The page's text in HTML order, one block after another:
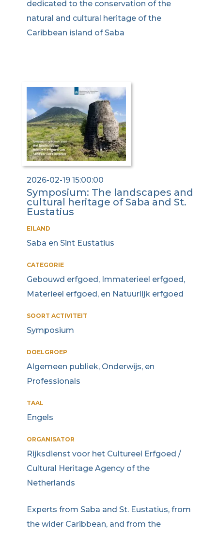
dedicated to the conservation of the
natural and cultural heritage of the
Caribbean island of Saba
2026-02-19 15:00:00
Symposium: The landscapes and
cultural heritage of Saba and St.
Eustatius
EILAND
Saba en Sint Eustatius
CATEGORIE
Gebouwd erfgoed, Immaterieel erfgoed,
Materieel erfgoed, en Natuurlijk erfgoed
SOORT ACTIVITEIT
Symposium
DOELGROEP
Algemeen publiek, Onderwijs, en
Professionals
TAAL
Engels
ORGANISATOR
Rijksdienst voor het Cultureel Erfgoed /
Cultural Heritage Agency of the
Netherlands
Experts from Saba and St. Eustatius, from
the wider Caribbean, and from the